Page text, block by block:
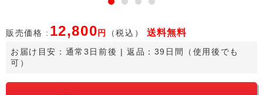
販売価格 : 12,800 円 （税込） 送料無料
お届け目安： 通常3日前後 | 返品：39日間（使用後でも
可）